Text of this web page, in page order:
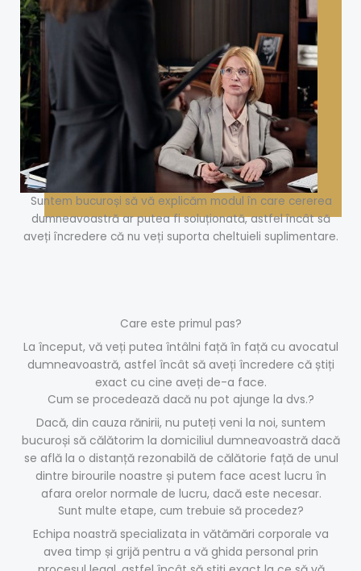
Suntem bucuroși să vă explicăm modul în care cererea
dumneavoastră ar putea fi soluționată, astfel încât să
aveți încredere că nu veți suporta cheltuieli suplimentare.
Care este primul pas?
La început, vă veți putea întâlni față în față cu avocatul
dumneavoastră, astfel încât să aveți încredere că știți
exact cu cine aveți de-a face.
Cum se procedează dacă nu pot ajunge la dvs.?
Dacă, din cauza rănirii, nu puteți veni la noi, suntem
bucuroși să călătorim la domiciliul dumneavoastră dacă
se află la o distanță rezonabilă de călătorie față de unul
dintre birourile noastre și putem face acest lucru în
afara orelor normale de lucru, dacă este necesar.
Sunt multe etape, cum trebuie să procedez?
Echipa noastră specializata in vătămări corporale va
avea timp și grijă pentru a vă ghida personal prin